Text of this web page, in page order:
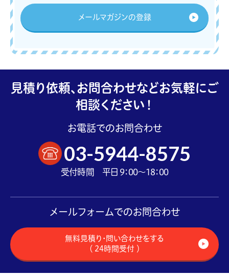
メールマガジンの登録
見積り依頼、お問合わせなどお気軽にご
相談ください！
お電話でのお問合わせ
03-5944-8575
受付時間 平日 9：00～18：00
メールフォームでのお問合わせ
無料見積り・問い合わせをする
（ 24時間受付 ）